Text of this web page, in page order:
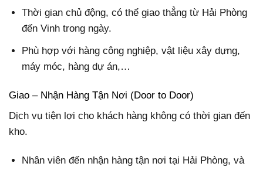
Thời gian chủ động, có thể giao thẳng từ Hải Phòng
đến Vinh trong ngày.
Phù hợp với hàng công nghiệp, vật liệu xây dựng,
máy móc, hàng dự án,…
Giao – Nhận Hàng Tận Nơi (Door to Door)
Dịch vụ tiện lợi cho khách hàng không có thời gian đến
kho.
Nhân viên đến nhận hàng tận nơi tại Hải Phòng, và